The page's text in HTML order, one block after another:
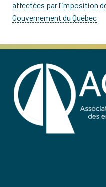
affectées par l’imposition
Gouvernement du Québec